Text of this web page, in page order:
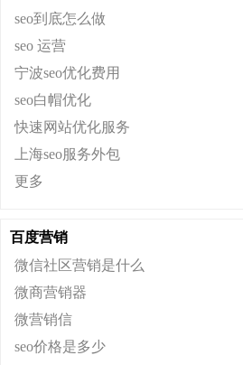
seo到底怎么做
seo 运营
宁波seo优化费用
seo白帽优化
快速网站优化服务
上海seo服务外包
更多
百度营销
微信社区营销是什么
微商营销器
微营销信
seo价格是多少